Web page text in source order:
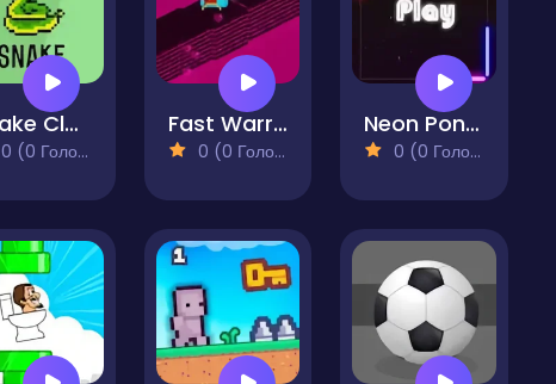
Snake Classic
0 (0 Голосів)
Fast Warrior
0 (0 Голосів)
Neon Pong 1
0 (0 Голосів)